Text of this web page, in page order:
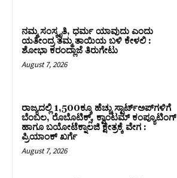
ನಮ್ಮ ಸಂಸ್ಕೃತಿ, ಧರ್ಮ ಯಾವುದು ಎಂದು
ಯತೀಂದ್ರ ತಮ್ಮ ತಾಯಿಯ ಬಳಿ ಕೇಳಲಿ :
ಶೋಭಾ ಕರಂದ್ಲಾಜೆ ತಿರುಗೇಟು
August 7, 2026
ರಾಜ್ಯದಲ್ಲಿ 1,500ಕ್ಕೂ ಹೆಚ್ಚು ಸ್ಟಾರ್ಟ್‌ಅಪ್‌ಗಳಿಗೆ
ಬೆಂಬಲ, ರೊಬೊಟಿಕ್ಸ್, ಕ್ವಾಂಟಮ್ ಕಂಪ್ಯೂಟಿಂಗ್
ಹಾಗೂ ಬಯೋಟೆಕ್ನಾಲಜಿ ಕ್ಷೇತ್ರಕ್ಕೆ ವೇಗ :
ಪ್ರಿಯಾಂಕ್‌ ಖರ್ಗೆ
August 7, 2026